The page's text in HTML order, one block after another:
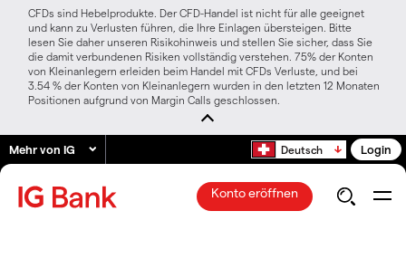
CFDs sind Hebelprodukte. Der CFD-Handel ist nicht für alle geeignet
und kann zu Verlusten führen, die Ihre Einlagen übersteigen. Bitte
lesen Sie daher unseren Risikohinweis und stellen Sie sicher, dass Sie
die damit verbundenen Risiken vollständig verstehen. 75% der Konten
von Kleinanlegern erleiden beim Handel mit CFDs Verluste, und bei
3.54 % der Konten von Kleinanlegern wurden in den letzten 12 Monaten
Positionen aufgrund von Margin Calls geschlossen.
Mehr von IG Deutsch Login
Konto eröffnen